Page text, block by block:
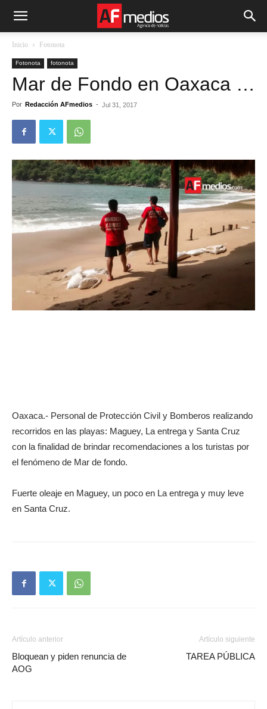
Inicio Fotonota
Fotonota fotonota
Mar de Fondo en Oaxaca …
Por Redacción AFmedios - Jul 31, 2017
Oaxaca.- Personal de Protección Civil y Bomberos realizando
recorridos en las playas: Maguey, La entrega y Santa Cruz
con la finalidad de brindar recomendaciones a los turistas por
el fenómeno de Mar de fondo.
Fuerte oleaje en Maguey, un poco en La entrega y muy leve
en Santa Cruz.
Artículo anterior
Bloquean y piden renuncia de
AOG
Artículo siguiente
TAREA PÚBLICA